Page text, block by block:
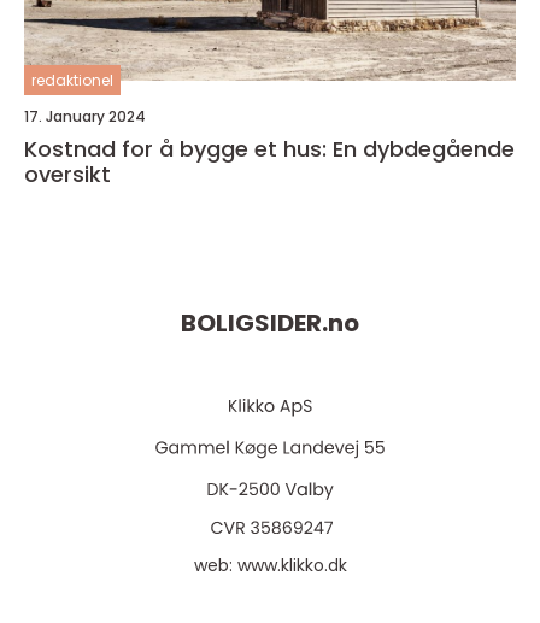
redaktionel
17. January 2024
Kostnad for å bygge et hus: En dybdegående
oversikt
BOLIGSIDER.no
web: www.klikko.dk